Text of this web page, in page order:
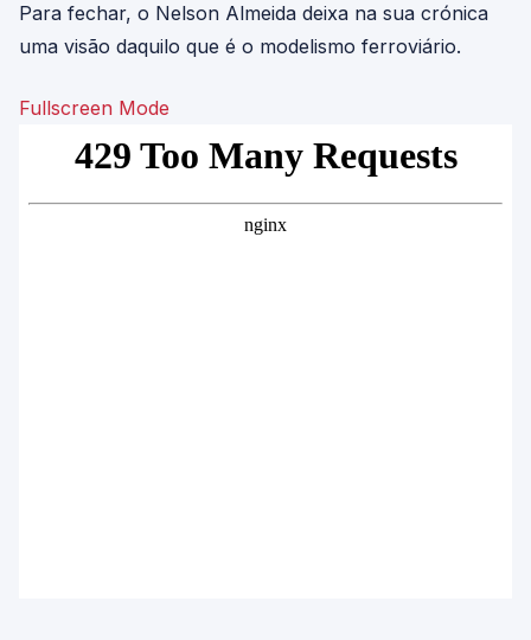
Para fechar, o Nelson Almeida deixa na sua crónica
uma visão daquilo que é o modelismo ferroviário.
Fullscreen Mode